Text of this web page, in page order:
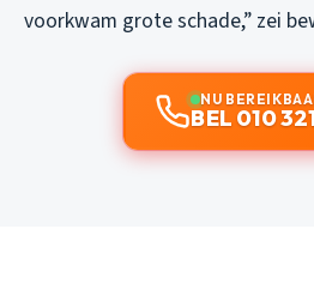
voorkwam grote schade,” zei
NU
BEL 010